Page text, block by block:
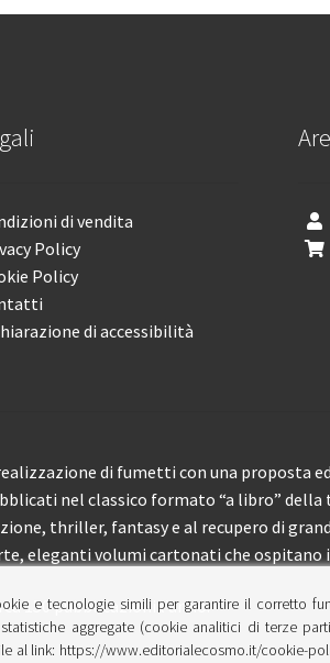
di vendita
Policy
Policy
di accessibilità
di fumetti con una proposta
nel classico formato “a libro”
thriller, fantasy e al recupero di
eleganti volumi cartonati che
150 pubblicazioni l’anno.
e tecnologie simili per garantire il corretto
aggregate (cookie analitici di terze
al link: https://www.editorialecosmo.it/cookie-